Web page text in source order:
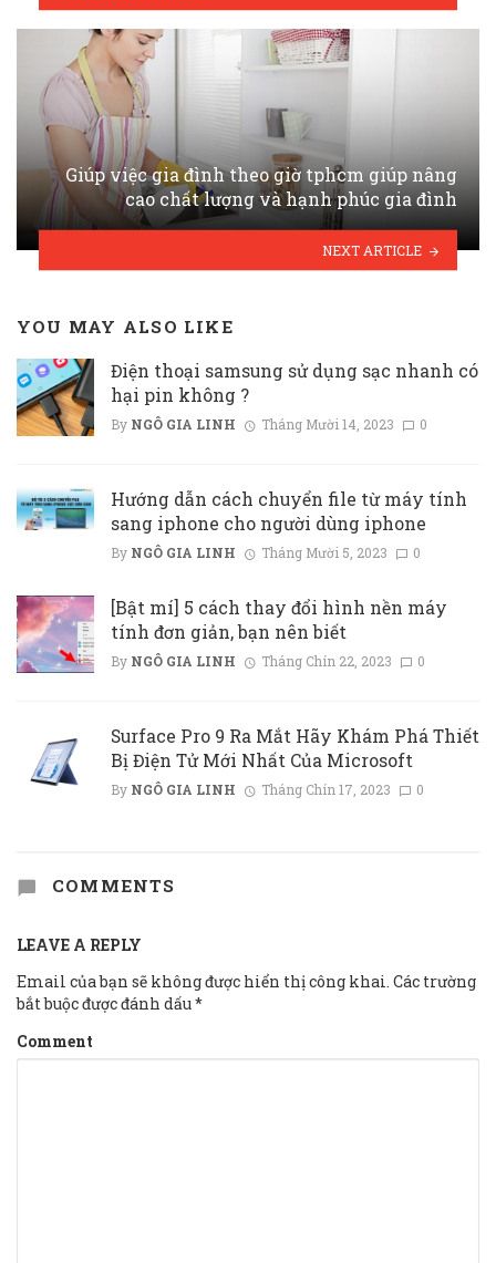
Giúp việc gia đình theo giờ tphcm giúp nâng
cao chất lượng và hạnh phúc gia đình
NEXT ARTICLE
YOU MAY ALSO LIKE
Điện thoại samsung sử dụng sạc nhanh có
hại pin không ?
By NGÔ GIA LINH Tháng Mười 14, 2023 0
Hướng dẫn cách chuyển file từ máy tính
sang iphone cho người dùng iphone
By NGÔ GIA LINH Tháng Mười 5, 2023 0
[Bật mí] 5 cách thay đổi hình nền máy
tính đơn giản, bạn nên biết
By NGÔ GIA LINH Tháng Chín 22, 2023 0
Surface Pro 9 Ra Mắt Hãy Khám Phá Thiết
Bị Điện Tử Mới Nhất Của Microsoft
By NGÔ GIA LINH Tháng Chín 17, 2023 0
COMMENTS
LEAVE A REPLY
Email của bạn sẽ không được hiển thị công khai. Các trường
bắt buộc được đánh dấu*
Comment